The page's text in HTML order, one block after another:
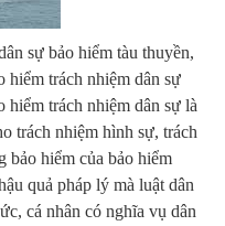
sự bảo hiểm tàu thuyền,
hiểm trách nhiệm dân sự
trách nhiệm dân sự là
trách nhiệm hình sự, trách
hiểm của bảo hiểm
quả pháp lý mà luật dân
cá nhân có nghĩa vụ dân